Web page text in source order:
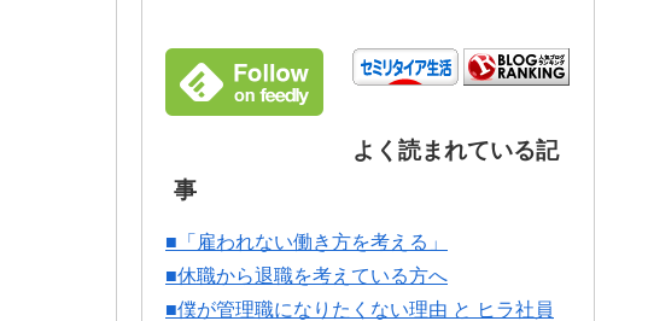
よく読まれている記
事
■「雇われない働き方を考える」
■休職から退職を考えている方へ
■僕が管理職になりたくない理由 と ヒラ社員